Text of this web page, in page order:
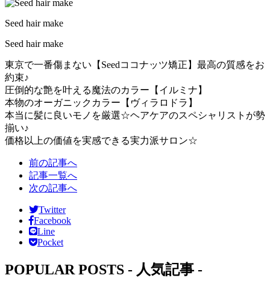
Seed hair make
Seed hair make
東京で一番傷まない【Seedココナッツ矯正】最高の質感をお
約束♪
圧倒的な艶を叶える魔法のカラー【イルミナ】
本物のオーガニックカラー【ヴィラロドラ】
本当に髪に良いモノを厳選☆ヘアケアのスペシャリストが勢
揃い♪
価格以上の価値を実感できる実力派サロン☆
前の記事へ
記事一覧へ
次の記事へ
Twitter
Facebook
Line
Pocket
POPULAR POSTS - 人気記事 -